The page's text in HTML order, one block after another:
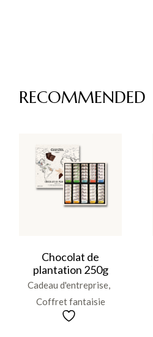
RECOMMENDED
Chocolat de
plantation 250g
Cadeau d'entreprise
Coffret fantaisie